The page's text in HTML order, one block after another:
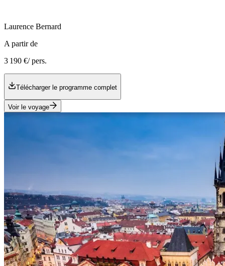
Laurence Bernard
A partir de
3 190 €/ pers.
Télécharger le programme complet
Voir le voyage